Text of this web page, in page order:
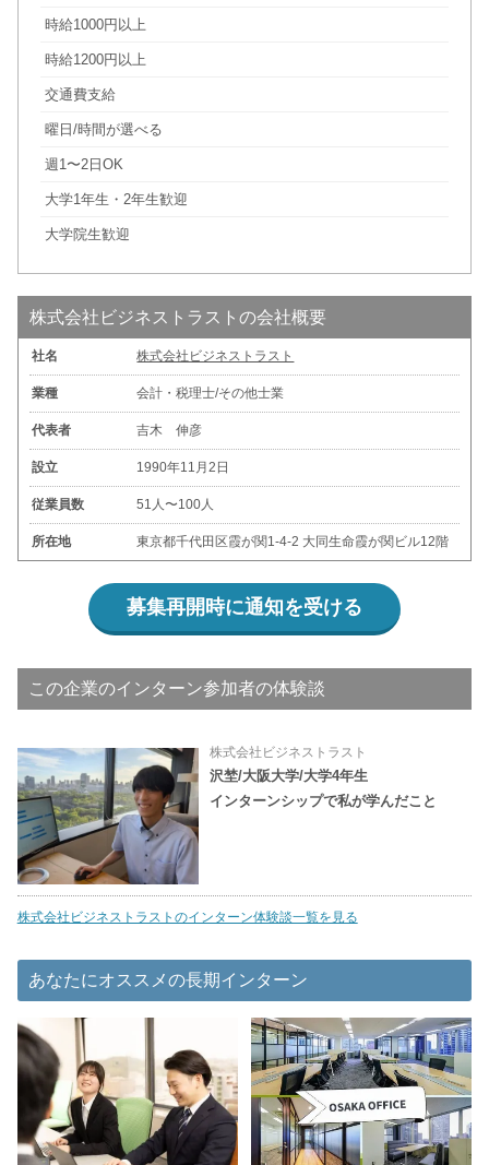
時給1000円以上
時給1200円以上
交通費支給
曜日/時間が選べる
週1〜2日OK
大学1年生・2年生歓迎
大学院生歓迎
株式会社ビジネストラストの会社概要
社名 株式会社ビジネストラスト
業種 会計・税理士/その他士業
代表者 吉木 伸彦
設立 1990年11月2日
従業員数 51人〜100人
所在地 東京都千代田区霞が関1-4-2 大同生命霞が関ビル12階
募集再開時に通知を受ける
この企業のインターン参加者の体験談
株式会社ビジネストラスト
沢埜/大阪大学/大学4年生
インターンシップで私が学んだこと
株式会社ビジネストラストのインターン体験談一覧を見る
あなたにオススメの長期インターン